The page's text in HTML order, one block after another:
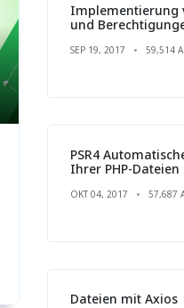
Implementierung
und
SEP 19, 2017 59,514
PSR4
Ihrer PHP-
OKT 04, 2017 57,687
Dateien mit Axios